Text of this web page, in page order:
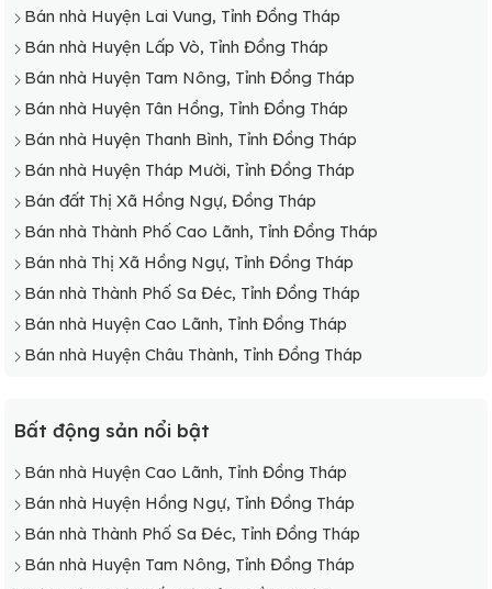
Bán nhà Huyện Lai Vung, Tỉnh Đồng Tháp
Bán nhà Huyện Lấp Vò, Tỉnh Đồng Tháp
Bán nhà Huyện Tam Nông, Tỉnh Đồng Tháp
Bán nhà Huyện Tân Hồng, Tỉnh Đồng Tháp
Bán nhà Huyện Thanh Bình, Tỉnh Đồng Tháp
Bán nhà Huyện Tháp Mười, Tỉnh Đồng Tháp
Bán đất Thị Xã Hồng Ngự, Đồng Tháp
Bán nhà Thành Phố Cao Lãnh, Tỉnh Đồng Tháp
Bán nhà Thị Xã Hồng Ngự, Tỉnh Đồng Tháp
Bán nhà Thành Phố Sa Đéc, Tỉnh Đồng Tháp
Bán nhà Huyện Cao Lãnh, Tỉnh Đồng Tháp
Bán nhà Huyện Châu Thành, Tỉnh Đồng Tháp
Bất động sản nổi bật
Bán nhà Huyện Cao Lãnh, Tỉnh Đồng Tháp
Bán nhà Huyện Hồng Ngự, Tỉnh Đồng Tháp
Bán nhà Thành Phố Sa Đéc, Tỉnh Đồng Tháp
Bán nhà Huyện Tam Nông, Tỉnh Đồng Tháp